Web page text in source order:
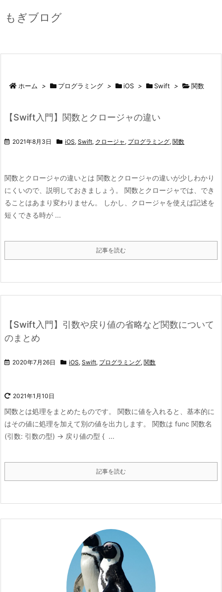
もぎブログ
ホーム > プログラミング > iOS > Swift > 関数
【Swift入門】関数とクロージャの違い
2021年8月3日 iOS, Swift, クロージャ , プログラミング, 関数
関数とクロージャの違いとは 関数とクロージャの違いが少しわかり
にくいので、説明しておきましょう。 関数とクロージャでは、でき
ることはあまり変わりません。 しかし、クロージャを使えば記述を
短くできる時が ...
記事を読む
【Swift入門】引数や戻り値の省略など関数について
のまとめ
2020年7月26日 iOS, Swift, プログラミング, 関数
2021年1月10日
関数とは処理をまとめたものです。 関数に値を入れると、基本的に
はその値に処理を加えて別の値を出力します。 関数は func 関数名
(引数: 引数の型) -> 戻り値の型 { ...
記事を読む